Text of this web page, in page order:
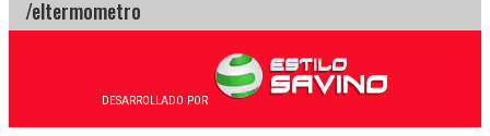
DESARROLLADO POR